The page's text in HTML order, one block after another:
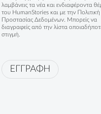
λαμβάνεις τα νέα και ενδιαφέροντα
του HumanStories και με την
Πολιτική
Προστασίας Δεδομένων. Μπορείς να
διαγραφείς από την λίστα
στιγμή.
ΕΓΓΡΑΦΗ